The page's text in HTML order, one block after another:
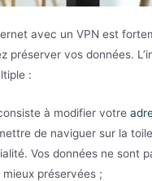
avec un VPN est
préserver vos données.
:
à modifier votre
de naviguer sur la
Vos données ne sont
mieux préservées ;